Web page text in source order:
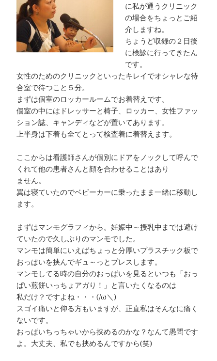
に私が通うクリニック
の場合をちょっとご紹
介しますね。
ちょうど収録の２日後
に検診に行ってきたん
です。
女性のためのクリニックといったキレイでオシャレな待
合室で待つこと５分。
まずは個室のロッカールームでお着替えです。
個室の中にはドレッサーと椅子、ロッカー、女性ファッ
ション誌、キャンディなどが置いてあります。
上半身は下着も全てとって検査着に着替えます。
ここからは看護師さんが個別にドアをノックして呼んで
くれて他の患者さんと顔を合わせることはあり
ません。
翼は寝ていたのでベビーカーに乗ったまま一緒に移動し
ます。
まずはマンモグラフィから。妊娠中～授乳中までは避け
ていたので久しぶりのマンモでした。
マンモは簡単にいえばちょっと分厚いプラスチック板で
おっぱいを挟んでギュ～っとプレスします。
マンモしてる時の自分のおっぱいを見るといつも「おっ
ぱい煎餅いっちょアガり！」と言いたくなるのは
私だけ？ですよね・・・(/ω＼)
スゴイ痛いと仰る方もいますが、正直私はそんなに痛く
ないです。
おっぱいちっちゃいから挟めるのかな？なんて愚問です
よ。大丈夫、私でも挟めるんですから(笑)